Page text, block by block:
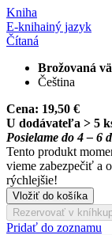
Kniha
E-knihainý jazyk
Čítaná
Brožovaná
Čeština
Cena: 19,50 €
U dodávateľa > 5
Posielame do 4 – 6
Tento produkt
vieme zabezpečiť a
rýchlejšie!
Vložiť do košíka
Rezervovať v
Pridať do zoznamu